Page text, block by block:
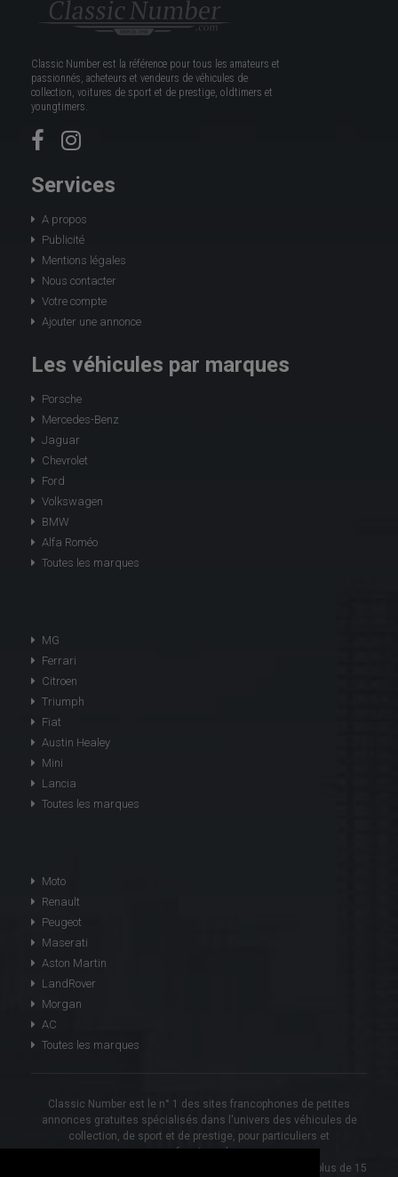
Classic Number est la référence pour tous les amateurs et
passionnés, acheteurs et vendeurs de véhicules de
collection, voitures de sport et de prestige, oldtimers et
youngtimers.
Services
A propos
Publicité
Mentions légales
Nous contacter
Votre compte
Ajouter une annonce
Les véhicules par marques
Porsche
Mercedes-Benz
Jaguar
Chevrolet
Ford
Volkswagen
BMW
Alfa Roméo
Toutes les marques
MG
Ferrari
Citroen
Triumph
Fiat
Austin Healey
Mini
Lancia
Toutes les marques
Moto
Renault
Peugeot
Maserati
Aston Martin
LandRover
Morgan
AC
Toutes les marques
Classic Number est le n° 1 des sites francophones de petites
annonces gratuites spécialisés dans l'univers des véhicules de
collection, de sport et de prestige, pour particuliers et
professionnels.
Novaweb, aujourd'hui Classic Number, est présent depuis plus de 15